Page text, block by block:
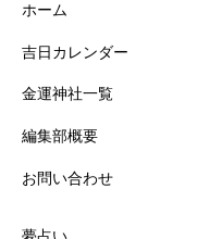
ホーム
吉日カレンダー
金運神社一覧
編集部概要
お問い合わせ